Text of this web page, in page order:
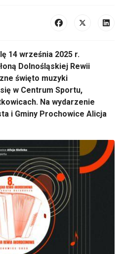
14 września 2025 r.
Dolnośląskiej Rewii
święto muzyki
w Centrum Sportu,
Na wydarzenie
i Gminy Prochowice Alicja